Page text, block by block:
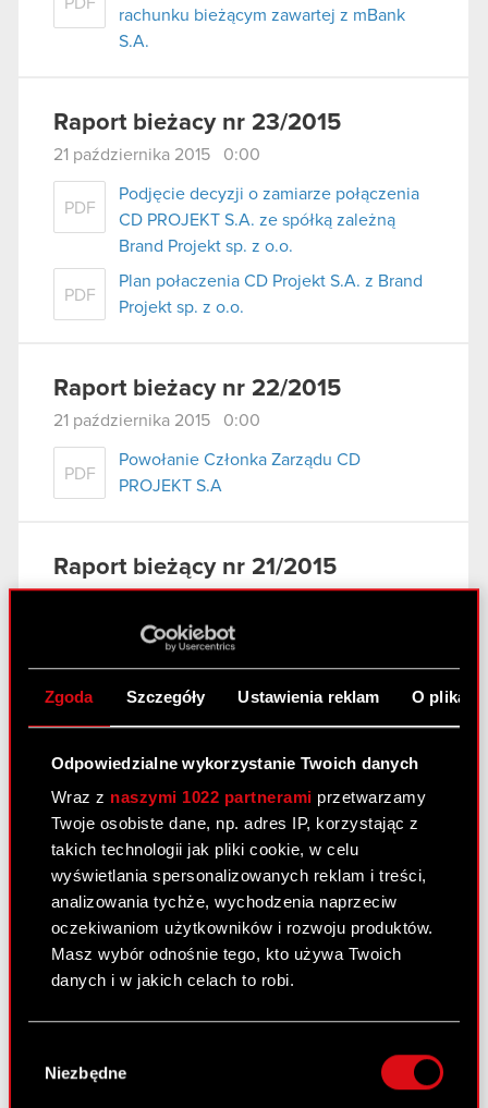
Zgoda Szczegóły Ustawienia reklam O
Odpowiedzialne wykorzystanie Twoich danych
Wraz z naszymi 1022 partnerami przetwarzamy
Twoje osobiste dane, np. adres IP, korzystając z
takich technologii jak pliki cookie, w celu
wyświetlania spersonalizowanych reklam i treści,
analizowania tychże, wychodzenia naprzeciw
oczekiwaniom użytkowników i rozwoju produktów.
Masz wybór odnośnie tego, kto używa Twoich
danych i w jakich celach to robi.
lokalizacji geograficznej z dokładnością nawet
zgody
Niezbędne
PDF
rachunku bieżącym zawartej z mBank
S.A.
Raport bieżacy nr 23/2015
21 października 2015 0:00
PDF
Podjęcie decyzji o zamiarze połączenia
CD PROJEKT S.A. ze spółką zależną
Brand Projekt sp. z o.o.
PDF
Plan połaczenia CD Projekt S.A. z Brand
Projekt sp. z o.o.
Raport bieżacy nr 22/2015
21 października 2015 0:00
PDF
Powołanie Członka Zarządu CD
PROJEKT S.A
Raport bieżący nr 21/2015
Zawiadomienie o transakcji dokonanej
przez osobę zobowiązaną
25 września 2015 0:00
PDF
Zawiadomienie o transakcjach
dokonanych przez osobę blisko
związaną z osobą nadzorującą
Raport bieżący nr 19/2015
18 września 2015 0:00
Zawiadomienie o transakcjach
związaną z osobą nadzorującą